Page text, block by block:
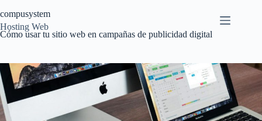
al
contenido
compusystem
Hosting Web
Cómo usar tu sitio web en campañas de publicidad digital